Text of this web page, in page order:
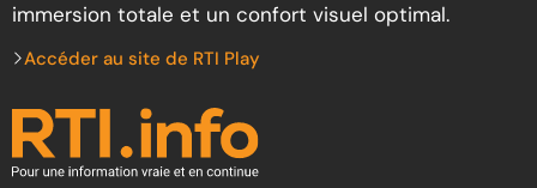
immersion totale et un confort visuel optimal.
Accéder au site de RTI Play